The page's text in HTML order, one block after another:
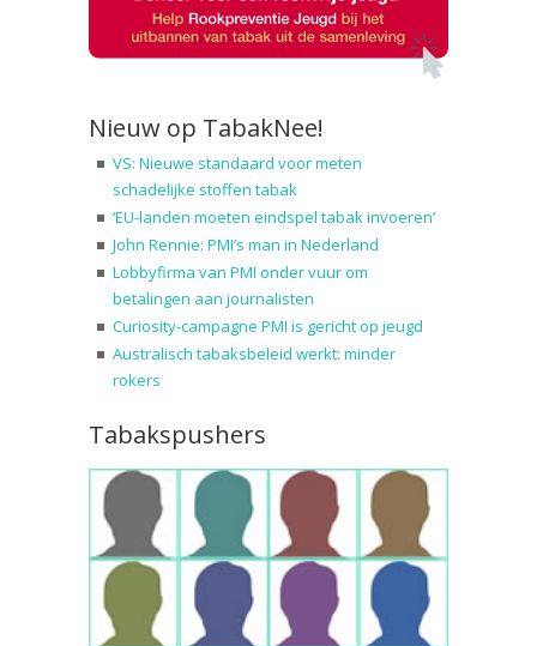
Nieuw op TabakNee!
VS: Nieuwe standaard voor meten
schadelijke stoffen tabak
‘EU-landen moeten eindspel tabak invoeren’
John Rennie: PMI’s man in Nederland
Lobbyfirma van PMI onder vuur om
betalingen aan journalisten
Curiosity-campagne PMI is gericht op jeugd
Australisch tabaksbeleid werkt: minder
rokers
Tabakspushers